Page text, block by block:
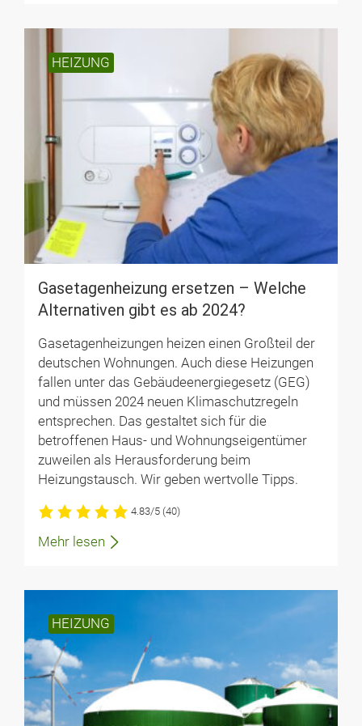
HEIZUNG
Gasetagenheizung ersetzen – Welche
Alternativen gibt es ab 2024?
Gasetagenheizungen heizen einen Großteil der
deutschen Wohnungen. Auch diese Heizungen
fallen unter das Gebäudeenergiegesetz (GEG)
und müssen 2024 neuen Klimaschutzregeln
entsprechen. Das gestaltet sich für die
betroffenen Haus- und Wohnungseigentümer
zuweilen als Herausforderung beim
Heizungstausch. Wir geben wertvolle Tipps.
4.83/5 (40)
Mehr lesen
HEIZUNG